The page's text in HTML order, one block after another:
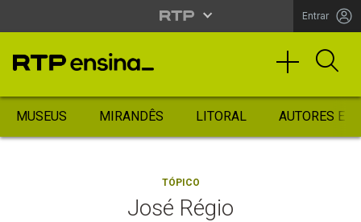
Entrar
MUSEUS MIRANDÊS LITORAL AUTORES
TÓPICO
José Régio